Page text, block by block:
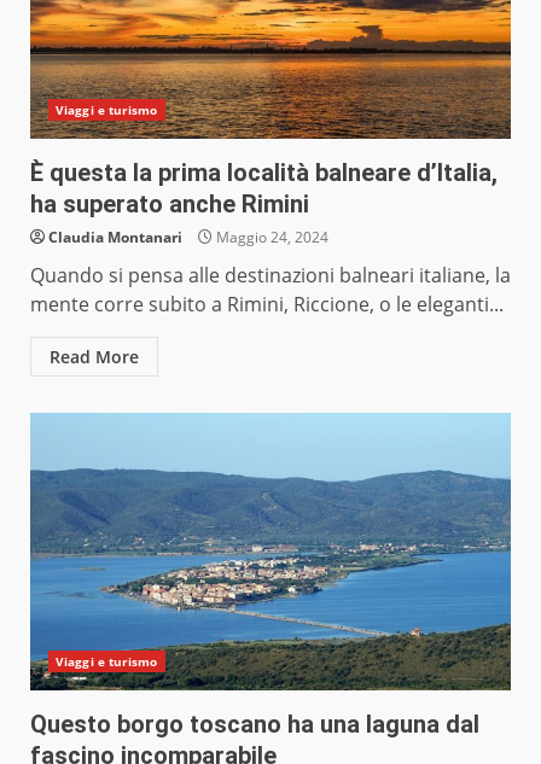
Viaggi e turismo
È questa la prima località balneare d’Italia,
ha superato anche Rimini
Claudia Montanari Maggio 24, 2024
Quando si pensa alle destinazioni balneari italiane, la
mente corre subito a Rimini, Riccione, o le eleganti...
Read More
Viaggi e turismo
Questo borgo toscano ha una laguna dal
fascino incomparabile